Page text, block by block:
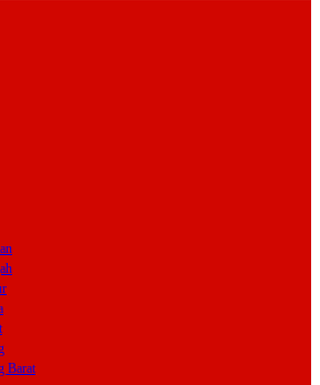
Barat